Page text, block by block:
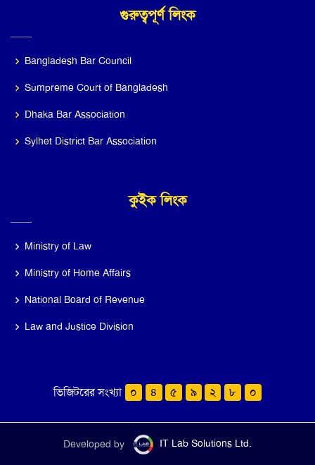
গুরুত্বপূর্ণ লিংক
Bangladesh Bar Council
Sumpreme Court of Bangladesh
Dhaka Bar Association
Sylhet District Bar Association
কুইক লিংক
Ministry of Law
Ministry of Home Affairs
National Board of Revenue
Law and Justice Division
ভিজিটরের সংখ্যা ০ ৪ ৫ ৯ ২ ৮ ০
Developed by IT Lab Solutions Ltd.